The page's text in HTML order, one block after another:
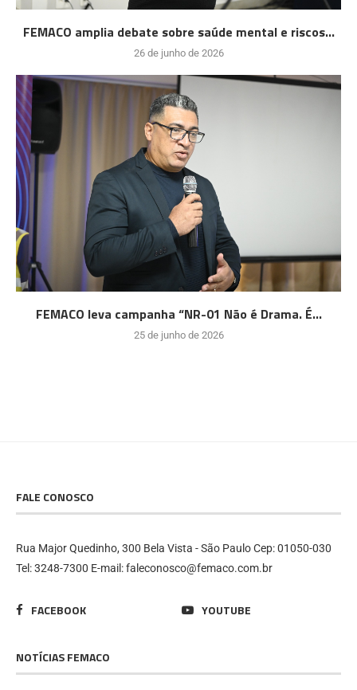
FEMACO amplia debate sobre saúde mental e riscos...
26 de junho de 2026
FEMACO leva campanha “NR-01 Não é Drama. É...
25 de junho de 2026
FALE CONOSCO
Rua Major Quedinho, 300 Bela Vista - São Paulo Cep: 01050-030
Tel: 3248-7300 E-mail: faleconosco@femaco.com.br
FACEBOOK YOUTUBE
NOTÍCIAS FEMACO